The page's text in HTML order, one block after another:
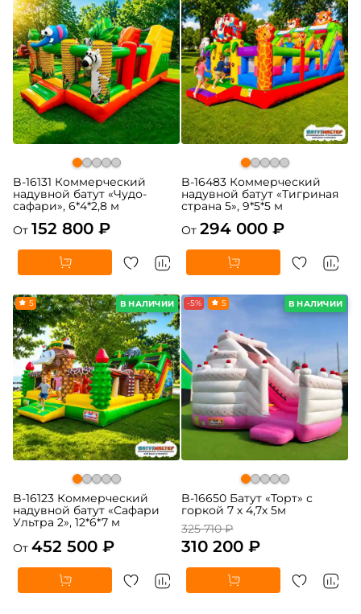
B-16131 Коммерческий
надувной батут «Чудо-
сафари», 6*4*2,8 м
От 152 800 ₽
B-16483 Коммерческий
надувной батут «Тигриная
страна 5», 9*5*5 м
От 294 000 ₽
В НАЛИЧИИ
5
B-16123 Коммерческий
надувной батут «Сафари
Ультра 2», 12*6*7 м
От 452 500 ₽
В НАЛИЧИИ
-5% 5
B-16650 Батут «Торт» с
горкой 7 х 4,7х 5м
325 710 ₽
310 200 ₽